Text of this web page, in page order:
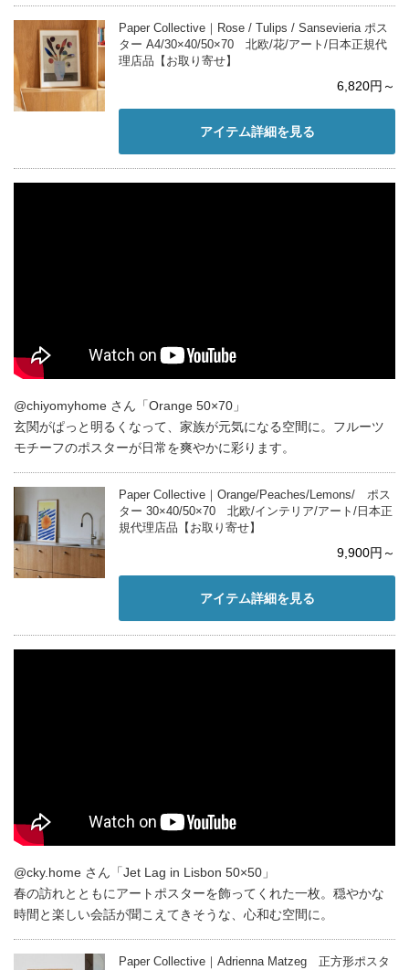
Paper Collective｜Rose / Tulips / Sansevieria ポス
ター A4/30×40/50×70 北欧/花/アート/日本正規代
理店品【お取り寄せ】
6,820円～
アイテム詳細を見る
@chiyomyhome さん「Orange 50×70」
玄関がぱっと明るくなって、家族が元気になる空間に。フルーツ
モチーフのポスターが日常を爽やかに彩ります。
Paper Collective｜Orange/Peaches/Lemons/ ポス
ター 30×40/50×70 北欧/インテリア/アート/日本正
規代理店品【お取り寄せ】
9,900円～
アイテム詳細を見る
@cky.home さん「Jet Lag in Lisbon 50×50」
春の訪れとともにアートポスターを飾ってくれた一枚。穏やかな
時間と楽しい会話が聞こえてきそうな、心和む空間に。
Paper Collective｜Adrienna Matzeg 正方形ポスタ